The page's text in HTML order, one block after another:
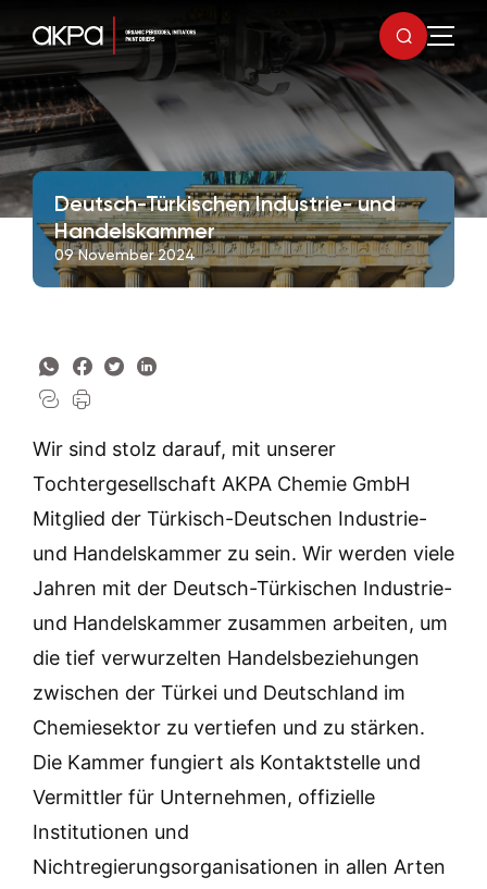
Deutsch-Türkischen Industrie- und
Handelskammer
09 November 2024
Wir sind stolz darauf, mit unserer
Tochtergesellschaft AKPA Chemie GmbH
Mitglied der Türkisch-Deutschen Industrie-
und Handelskammer zu sein. Wir werden viele
Jahren mit der Deutsch-Türkischen Industrie-
und Handelskammer zusammen arbeiten, um
die tief verwurzelten Handelsbeziehungen
zwischen der Türkei und Deutschland im
Chemiesektor zu vertiefen und zu stärken.
Die Kammer fungiert als Kontaktstelle und
Vermittler für Unternehmen, offizielle
Institutionen und
Nichtregierungsorganisationen in allen Arten